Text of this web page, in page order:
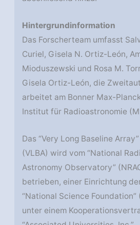
Hintergrundinformation
Das Forscherteam umfasst
Curiel, Gisela N. Ortiz-León,
Mioduszewski und Rosa M.
Gisela Ortiz-León, die
arbeitet am Bonner Max-
Institut für Radioastronomie
Das “Very Long Baseline Array”
(VLBA) wird vom “National
Astronomy Observatory”
betrieben, einer Einrichtung
“National Science Foundation”
unter einem